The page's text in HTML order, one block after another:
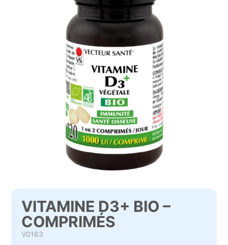
VITAMINE D3+ BIO –
COMPRIMÉS
V0163